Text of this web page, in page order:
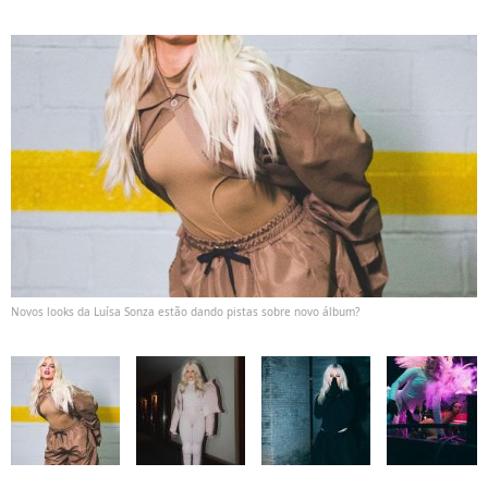
Novos looks da Luísa Sonza estão dando pistas sobre novo álbum?